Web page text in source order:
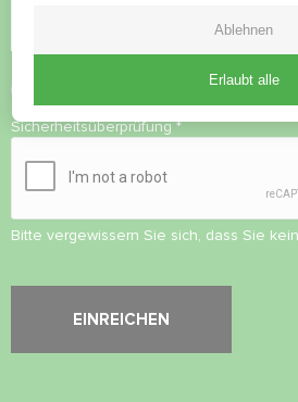
Datenschutzbestimmungen
Sicherheitsüberprüfung*
Bitte vergewissern Sie sich, dass Sie
Ablehnen
Erlaubt alle